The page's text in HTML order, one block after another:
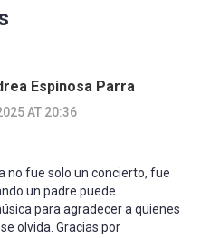
Espinosa Parra
AT 20:36
no fue solo un concierto, fue
un padre puede
para agradecer a quienes
olvida. Gracias por